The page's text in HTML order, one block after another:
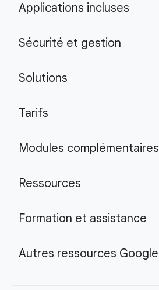
Applications incluses
Sécurité et gestion
Solutions
Tarifs
Modules complémentaires
Ressources
Formation et assistance
Autres ressources Google